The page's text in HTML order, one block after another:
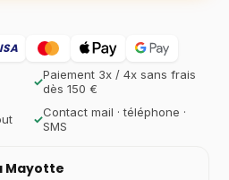
✓Paiement 3x / 4x sans frais
dès 150 €
✓Contact mail · téléphone ·
SMS
Mayotte